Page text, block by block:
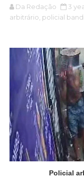
Da Redação 3
arbitrário, policial
Policial